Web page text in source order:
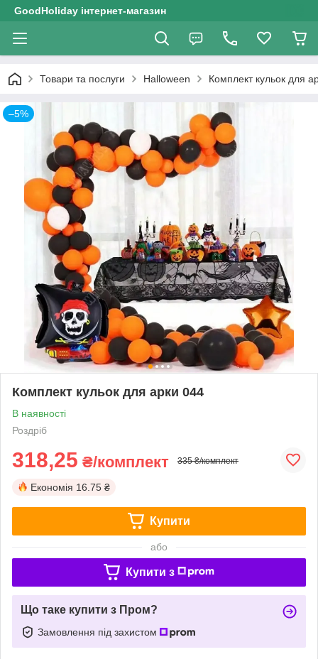
GoodHoliday інтернет-магазин
Товари та послуги Halloween Комплект кульок для
–5%
Комплект кульок для арки 044
В наявності
Роздріб
318,25 ₴/комплект 335 ₴/комплект
Економія 16.75 ₴
Купити
або
Купити з
Що таке купити з Пром?
Замовлення під захистом